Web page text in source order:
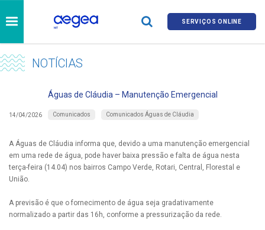
SERVIÇOS ONLINE
NOTÍCIAS
Águas de Cláudia – Manutenção Emergencial
14/04/2026 Comunicados Comunicados Águas de Cláudia
A Águas de Cláudia informa que, devido a uma manutenção emergencial
em uma rede de água, pode haver baixa pressão e falta de água nesta
terça-feira (14.04) nos bairros Campo Verde, Rotari, Central, Florestal e
União.
A previsão é que o fornecimento de água seja gradativamente
normalizado a partir das 16h, conforme a pressurização da rede.